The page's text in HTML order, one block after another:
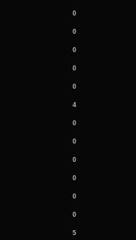
0
0
0
0
0
4
0
0
0
0
0
0
5